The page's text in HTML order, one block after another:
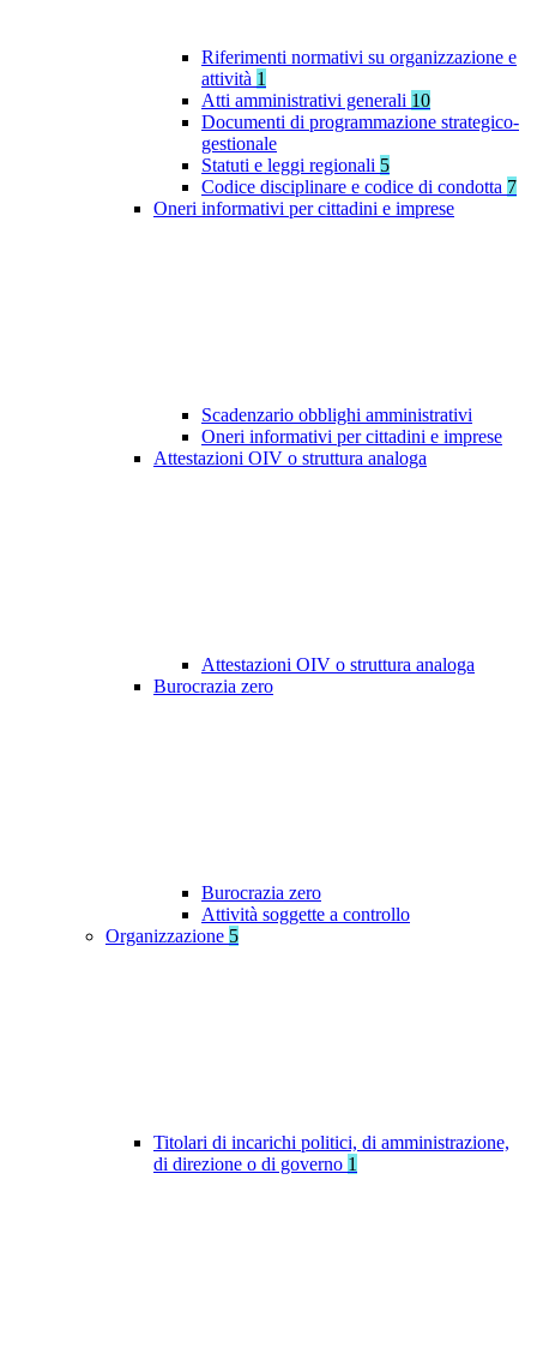
Riferimenti normativi su organizzazione e
attività 1
Atti amministrativi generali 10
Documenti di programmazione strategico-
gestionale
Statuti e leggi regionali 5
Codice disciplinare e codice di condotta 7
Oneri informativi per cittadini e imprese
Scadenzario obblighi amministrativi
Oneri informativi per cittadini e imprese
Attestazioni OIV o struttura analoga
Attestazioni OIV o struttura analoga
Burocrazia zero
Burocrazia zero
Attività soggette a controllo
Organizzazione 5
Titolari di incarichi politici, di amministrazione,
di direzione o di governo 1